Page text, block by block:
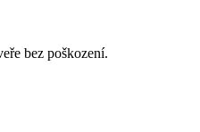
bez poškození.